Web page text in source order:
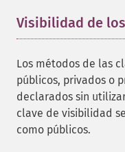
Visibilidad de
Los métodos de las
públicos, privados o
declarados sin
clave de visibilidad
como públicos.